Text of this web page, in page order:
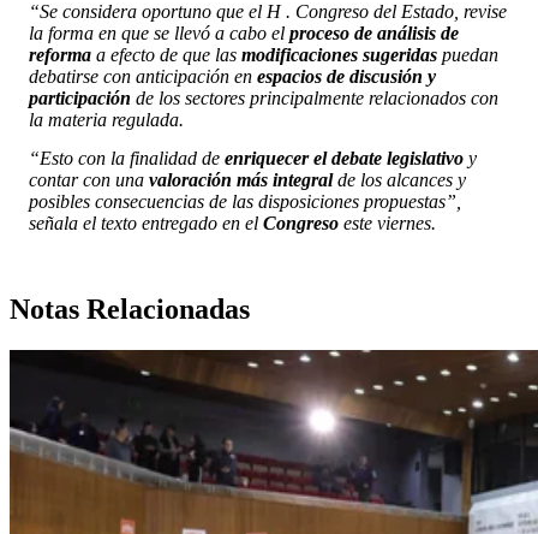
“Se considera oportuno que el H . Congreso del Estado, revise
la forma en que se llevó a cabo el proceso de análisis de
reforma a efecto de que las modificaciones sugeridas puedan
debatirse con anticipación en espacios de discusión y
participación de los sectores principalmente relacionados con
la materia regulada.
“Esto con la finalidad de enriquecer el debate legislativo y
contar con una valoración más integralde los alcances y
posibles consecuencias de las disposiciones propuestas”,
señala el texto entregado en el Congreso este viernes.
Notas Relacionadas